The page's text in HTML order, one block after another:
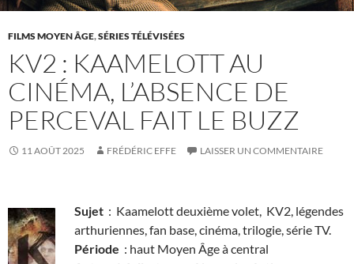
FILMS MOYEN ÂGE,SÉRIES TÉLÉVISÉES
KV2 : KAAMELOTT AU
CINÉMA, L’ABSENCE DE
PERCEVAL FAIT LE BUZZ
11 AOÛT 2025 FRÉDÉRIC EFFE LAISSER UN COMMENTAIRE
Sujet : Kaamelott deuxième volet, KV2, légendes
arthuriennes, fan base, cinéma, trilogie, série TV.
Période : haut Moyen Âge à central